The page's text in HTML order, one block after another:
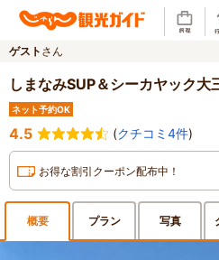
ゲスト さん
しまなみSUP＆シーカヤック
ネット予約OK
4.5 (クチコミ4件)
お得な割引クーポン配布中！
概要 プラン 写真